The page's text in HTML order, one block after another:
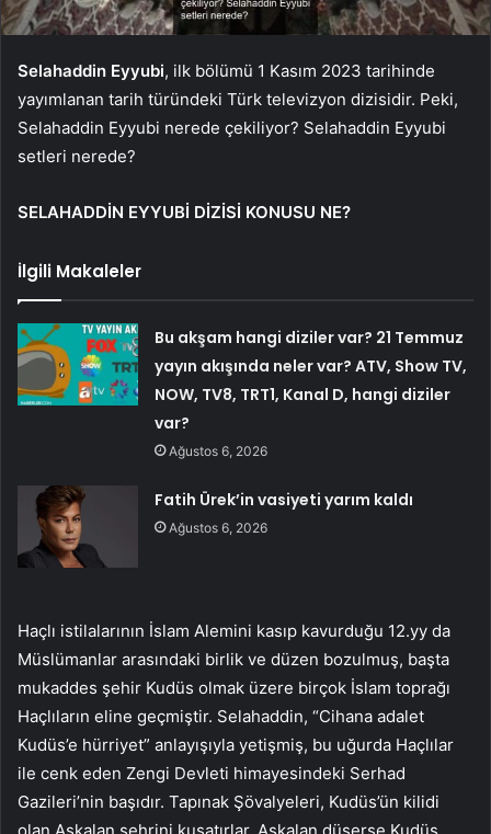
Selahaddin Eyyubi, ilk bölümü 1 Kasım 2023 tarihinde
yayımlanan tarih türündeki Türk televizyon dizisidir. Peki,
Selahaddin Eyyubi nerede çekiliyor? Selahaddin Eyyubi
setleri nerede?
SELAHADDİN EYYUBİ DİZİSİ KONUSU NE?
İlgili Makaleler
Bu akşam hangi diziler var? 21 Temmuz
yayın akışında neler var? ATV, Show TV,
NOW, TV8, TRT1, Kanal D, hangi diziler
var?
Ağustos 6, 2026
Fatih Ürek’in vasiyeti yarım kaldı
Ağustos 6, 2026
Haçlı istilalarının İslam Alemini kasıp kavurduğu 12.yy da
Müslümanlar arasındaki birlik ve düzen bozulmuş, başta
mukaddes şehir Kudüs olmak üzere birçok İslam toprağı
Haçlıların eline geçmiştir. Selahaddin, “Cihana adalet
Kudüs’e hürriyet” anlayışıyla yetişmiş, bu uğurda Haçlılar
ile cenk eden Zengi Devleti himayesindeki Serhad
Gazileri’nin başıdır. Tapınak Şövalyeleri, Kudüs’ün kilidi